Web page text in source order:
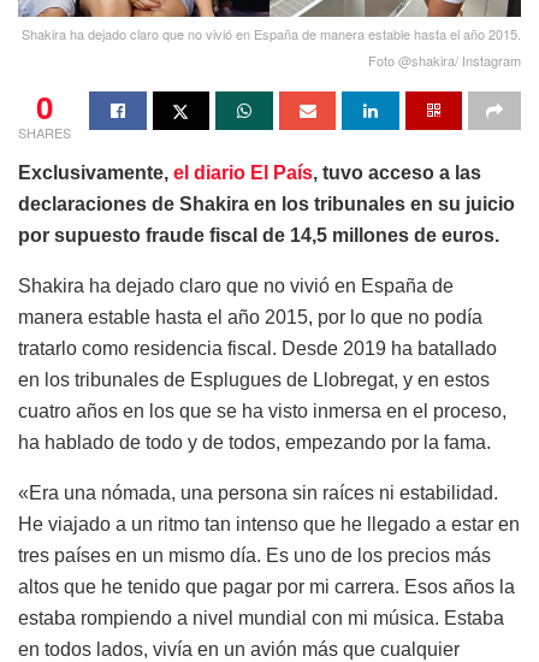
Shakira ha dejado claro que no vivió en España de manera estable hasta el año 2015.
Foto @shakira/ Instagram
0
SHARES
Exclusivamente, el diario El País, tuvo acceso a las
declaraciones de Shakira en los tribunales en su juicio
por supuesto fraude fiscal de 14,5 millones de euros.
Shakira ha dejado claro que no vivió en España de
manera estable hasta el año 2015, por lo que no podía
tratarlo como residencia fiscal. Desde 2019 ha batallado
en los tribunales de Esplugues de Llobregat, y en estos
cuatro años en los que se ha visto inmersa en el proceso,
ha hablado de todo y de todos, empezando por la fama.
«Era una nómada, una persona sin raíces ni estabilidad.
He viajado a un ritmo tan intenso que he llegado a estar en
tres países en un mismo día. Es uno de los precios más
altos que he tenido que pagar por mi carrera. Esos años la
estaba rompiendo a nivel mundial con mi música. Estaba
en todos lados, vivía en un avión más que cualquier